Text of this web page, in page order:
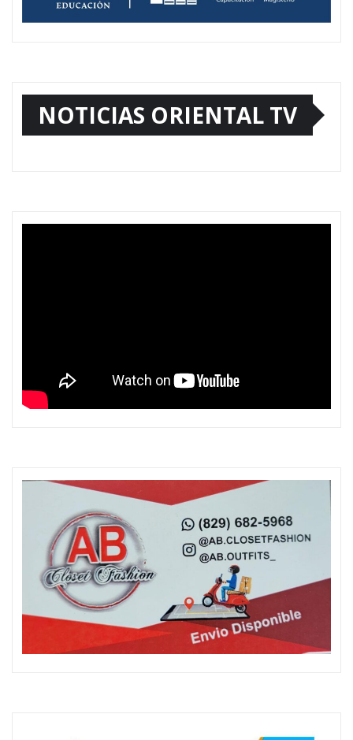
NOTICIAS ORIENTAL TV